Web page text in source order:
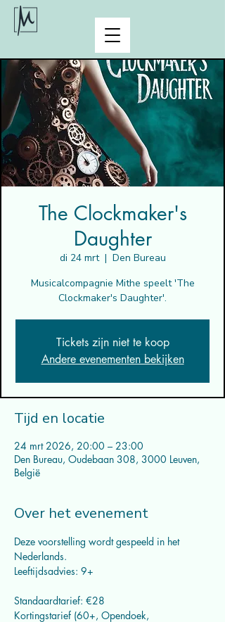
The Clockmaker's
Daughter
di 24 mrt
  |
Den Bureau
Musicalcompagnie Mithe speelt 'The
Clockmaker's Daughter'.
Tickets zijn niet te koop
Andere evenementen bekijken
Tijd en locatie
24 mrt 2026, 20:00 – 23:00
Den Bureau, Oudebaan 308, 3000 Leuven,
België
Over het evenement
Deze voorstelling wordt gespeeld in het
Nederlands.
Leeftijdsadvies: 9+
Standaardtarief: €28
Kortingstarief (60+, Opendoek,